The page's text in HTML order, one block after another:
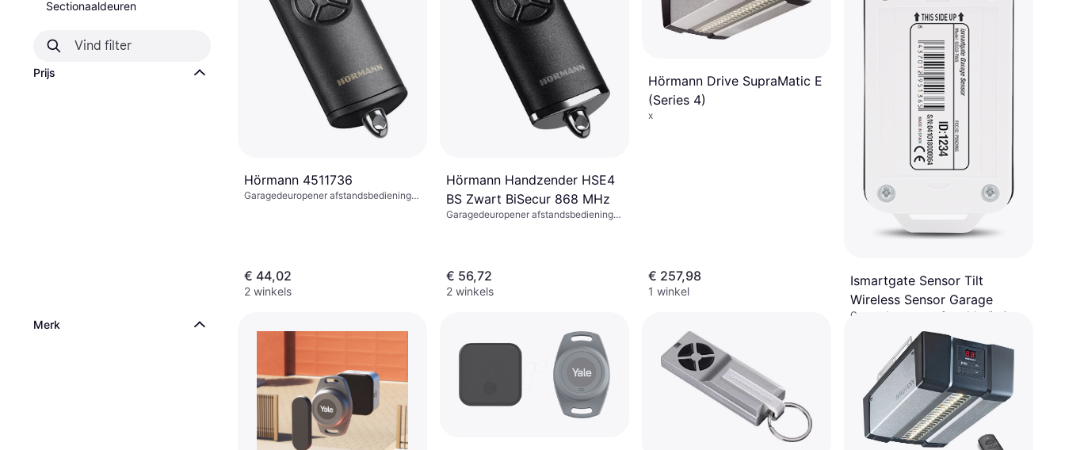
Sectionaaldeuren
Prijs
Merk
Hörmann 4511736
Garagedeuropener afstandsbediening,
€ 44,02
2 winkels
Hörmann Handzender HSE4
BS Zwart BiSecur 868 MHz
Garagedeuropener afstandsbediening,
€ 56,72
2 winkels
Hörmann Drive SupraMatic E
(Series 4)
x
€ 257,98
1 winkel
Ismartgate Sensor Tilt
Wireless Sensor Garage
Garagedeuropener afstandsbediening,
Of € 15,10/mnd.
2 winkels